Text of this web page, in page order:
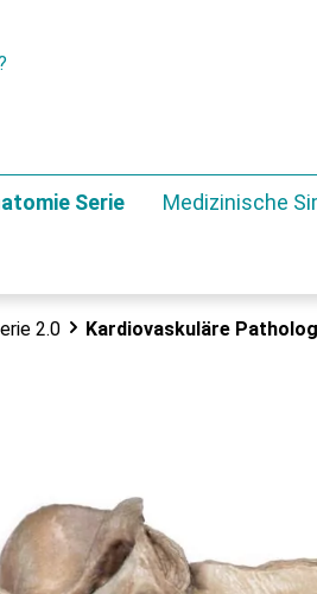
Serie Medizinische
2.0 Kardiovaskuläre